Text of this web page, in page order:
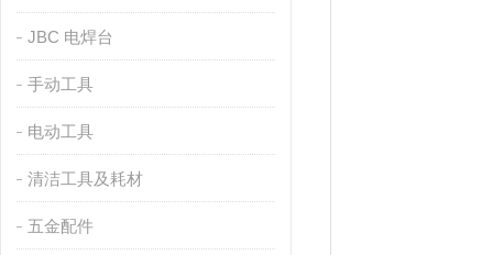
JBC 电焊台
手动工具
电动工具
清洁工具及耗材
五金配件